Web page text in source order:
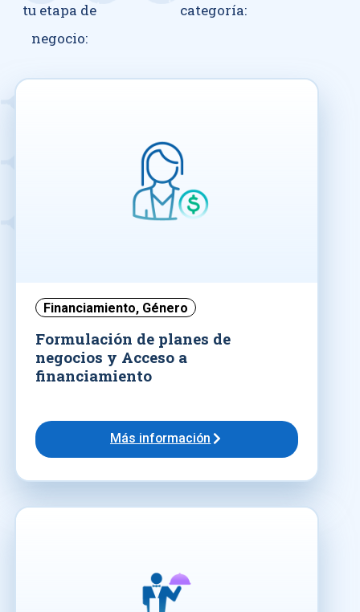
tu etapa de
negocio:
categoría:
Financiamiento, Género
Formulación de planes de
negocios y Acceso a
financiamiento
Más información